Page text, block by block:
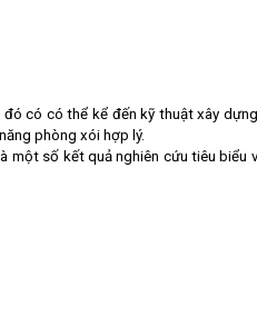
có có thể kể đến kỹ thuật xây
phòng xói hợp lý.
một số kết quả nghiên cứu tiêu biểu